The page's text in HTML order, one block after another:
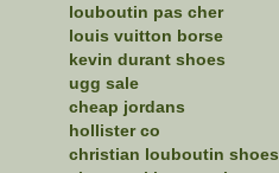
louboutin pas cher
louis vuitton borse
kevin durant shoes
ugg sale
cheap jordans
hollister co
christian louboutin shoes